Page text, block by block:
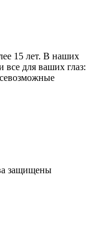
15 лет. В наших
для ваших глаз:
защищены